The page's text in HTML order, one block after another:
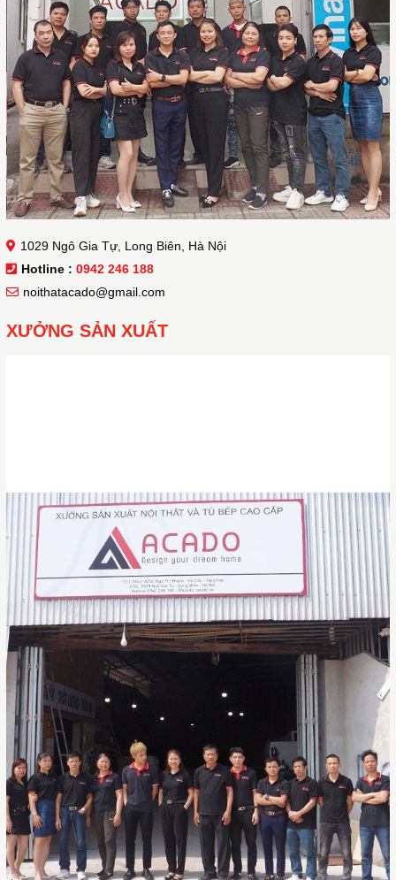
1029 Ngô Gia Tự, Long Biên, Hà Nội
Hotline : 0942 246 188
noithatacado@gmail.com
XƯỞNG SẢN XUẤT